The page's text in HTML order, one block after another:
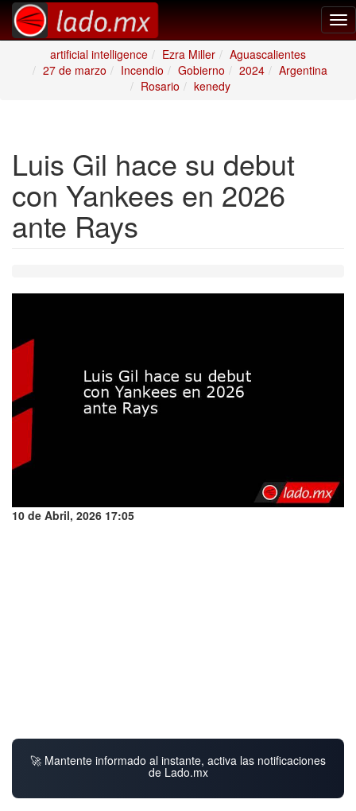
artificial intelligence
Ezra Miller
Aguascalientes
27 de marzo
Incendio Gobierno 2024
Argentina
Rosario
kenedy
Luis Gil hace su debut
con Yankees en 2026
ante Rays
10 de Abril, 2026 17:05
🚀 Mantente informado al instante, activa las notificaciones
de Lado.mx